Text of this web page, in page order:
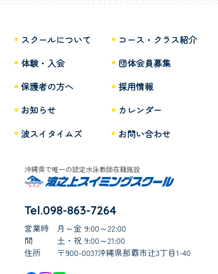
スクールについて
コース・クラス紹介
体験・入会
団体会員募集
保護者の方へ
採用情報
お知らせ
カレンダー
波スイタイムズ
お問い合わせ
沖縄県で唯一の認定水泳教師在籍施設
Tel.098-863-7264
営業時
間
月～金 9:00～22:00
土・祝 9:00～21:00
住所
〒900-0037沖縄県那覇市辻3丁目1-40